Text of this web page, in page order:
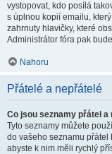
vystopovat, kdo posílá
s úplnou kopií emailu,
zahrnuty hlavičky, které
Administrátor fóra pak
Nahoru
Přátelé a nepřátelé
Co jsou seznamy přátel a
Tyto seznamy můžete
do vašeho seznamu
abyste k nim měli rychlý